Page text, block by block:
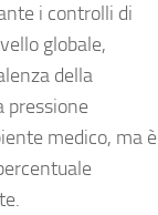
i controlli di
globale,
della
pressione
medico, ma è